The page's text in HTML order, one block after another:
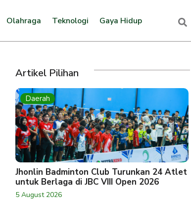
Olahraga Teknologi Gaya Hidup
Artikel Pilihan
Daerah
Jhonlin Badminton Club Turunkan 24 Atlet
untuk Berlaga di JBC VIII Open 2026
5 August 2026